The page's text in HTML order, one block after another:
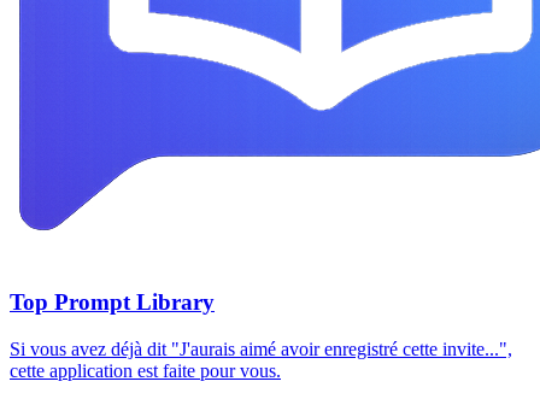
Top Prompt Library
Si vous avez déjà dit "J'aurais aimé avoir enregistré cette invite...",
cette application est faite pour vous.